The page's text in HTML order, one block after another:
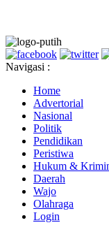
Navigasi :
Home
Advertorial
Nasional
Politik
Pendidikan
Peristiwa
Hukum &
Daerah
Wajo
Olahraga
Login